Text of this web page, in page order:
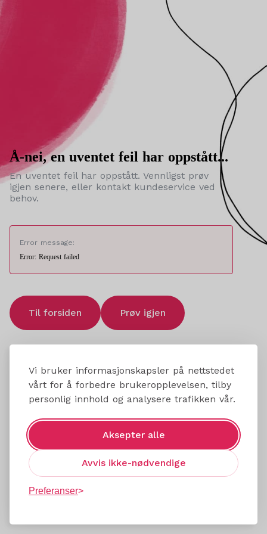
Vi bruker informasjonskapsler på nettstedet
vårt for å forbedre brukeropplevelsen, tilby
personlig innhold og analysere trafikken vår.
Aksepter alle
Avvis ikke-nødvendige
Preferanser
Å-nei, en uventet feil har oppstått...
En uventet feil har oppstått. Vennligst prøv
igjen senere, eller kontakt kundeservice ved
behov.
Error message:
Error: Request failed
Til forsiden Prøv igjen